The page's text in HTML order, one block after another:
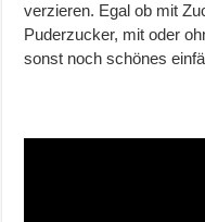
verzieren. Egal ob mit
Puderzucker, mit oder
sonst noch schönes